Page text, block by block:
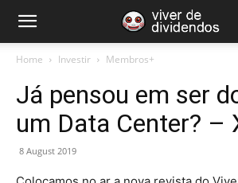
Home Investir Membros+
Já pensou em ser
um Data Center? –
8 August 2019